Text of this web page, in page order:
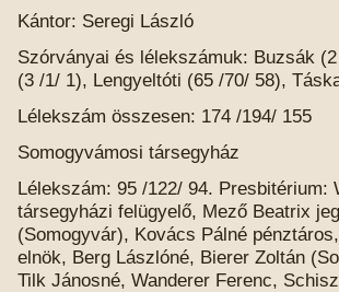
Kántor: Seregi László
Szórványai és lélekszámuk: Buzsák
(3 /1/ 1), Lengyeltóti (65 /70/ 58),
Lélekszám összesen: 174 /194/ 155
Somogyvámosi társegyház
Lélekszám: 95 /122/ 94. Presbitérium:
társegyházi felügyelő, Mező Beatrix
(Somogyvár), Kovács Pálné
elnök, Berg Lászlóné, Bierer Zoltán
Tilk Jánosné, Wanderer Ferenc,